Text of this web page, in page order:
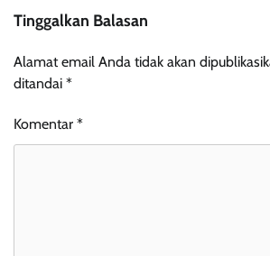
Tinggalkan Balasan
Alamat email Anda tidak akan
ditandai *
Komentar *